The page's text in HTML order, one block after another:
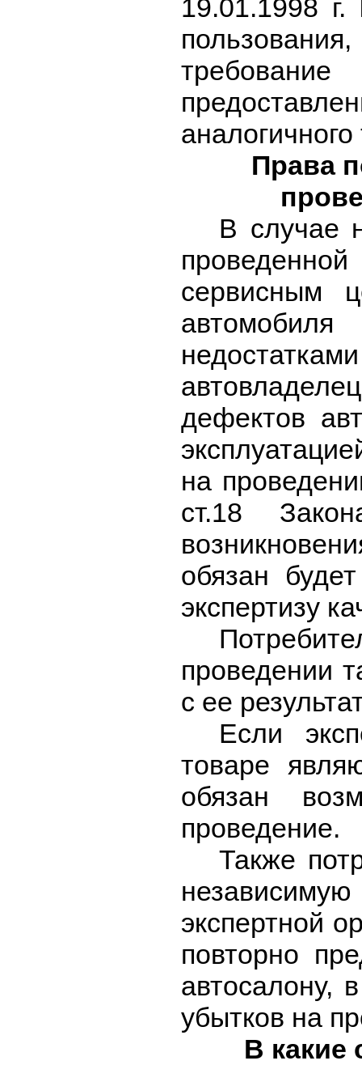
19.01.1998
Права
В случае
сервисным
дефектов
на
ст.18
обязан
экспертизу
проведении
с ее
Если
товаре
обязан
проведение.
Также
экспертной
повторно
автосалону,
убытков на
В какие